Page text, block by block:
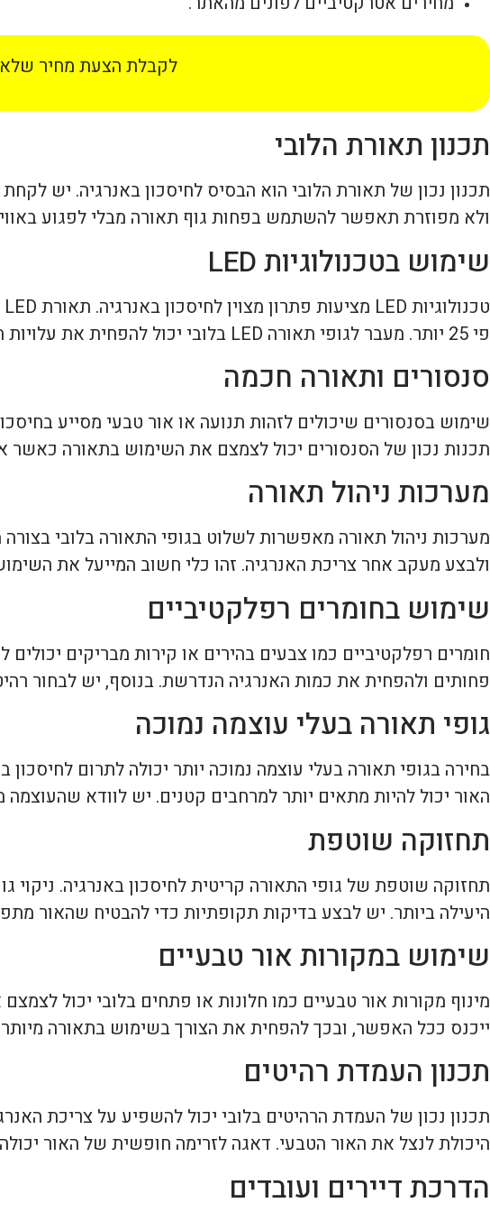
לקבלת הצעת מחיר שלא
תכנון תאורת הלובי
תכנון נכון של תאורת הלובי הוא הבסיס לחיסכון באנרגיה. יש
ולא מפוזרת תאפשר להשתמש בפחות גוף תאורה מבלי לפגוע
שימוש בטכנולוגיות LED
פי 25 יותר. מעבר לגופי תאורה LED בלובי יכול להפחית את עלויות החשמל בצורה משמעותית.
סנסורים ותאורה חכמה
שימוש בסנסורים שיכולים לזהות תנועה או אור טבעי מסייע
תכנות נכון של הסנסורים יכול לצמצם את השימוש בתאורה כאשר
מערכות ניהול תאורה
מערכות ניהול תאורה מאפשרות לשלוט בגופי התאורה בלובי
ולבצע מעקב אחר צריכת האנרגיה. זהו כלי חשוב המייעל את
שימוש בחומרים רפלקטיביים
חומרים רפלקטיביים כמו צבעים בהירים או קירות מבריקים
פחותים ולהפחית את כמות האנרגיה הנדרשת. בנוסף, יש לבחור
גופי תאורה בעלי עוצמה נמוכה
בחירה בגופי תאורה בעלי עוצמה נמוכה יותר יכולה לתרום
האור יכול להיות מתאים יותר למרחבים קטנים. יש לוודא
תחזוקה שוטפת
תחזוקה שוטפת של גופי התאורה קריטית לחיסכון באנרגיה.
היעילה ביותר. יש לבצע בדיקות תקופתיות כדי להבטיח שהאור
שימוש במקורות אור טבעיים
מינוף מקורות אור טבעיים כמו חלונות או פתחים בלובי יכול
ייכנס ככל האפשר, ובכך להפחית את הצורך בשימוש בתאורה
תכנון העמדת רהיטים
תכנון נכון של העמדת הרהיטים בלובי יכול להשפיע על צריכת
היכולת לנצל את האור הטבעי. דאגה לזרימה חופשית של האור
הדרכת דיירים ועובדים